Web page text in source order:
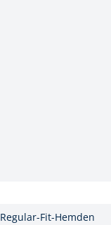
Regular-Fit-Hemden